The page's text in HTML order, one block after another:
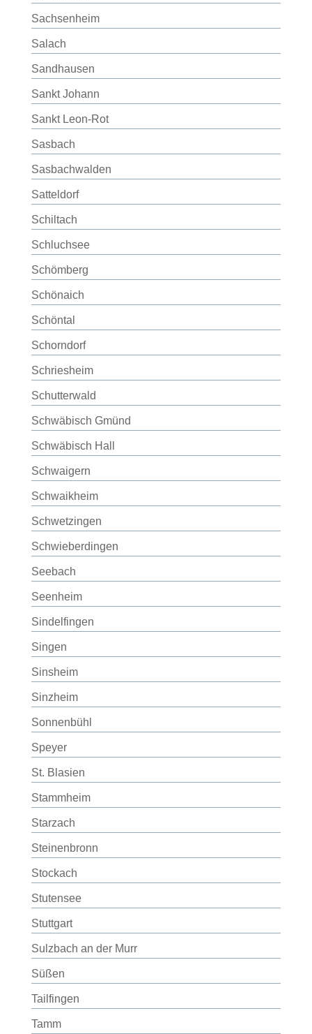
Sachsenheim
Salach
Sandhausen
Sankt Johann
Sankt Leon-Rot
Sasbach
Sasbachwalden
Satteldorf
Schiltach
Schluchsee
Schömberg
Schönaich
Schöntal
Schorndorf
Schriesheim
Schutterwald
Schwäbisch Gmünd
Schwäbisch Hall
Schwaigern
Schwaikheim
Schwetzingen
Schwieberdingen
Seebach
Seenheim
Sindelfingen
Singen
Sinsheim
Sinzheim
Sonnenbühl
Speyer
St. Blasien
Stammheim
Starzach
Steinenbronn
Stockach
Stutensee
Stuttgart
Sulzbach an der Murr
Süßen
Tailfingen
Tamm